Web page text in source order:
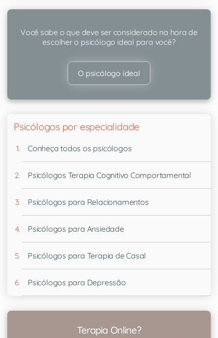
Você sabe o que deve ser considerado na hora de
escolher o psicólogo ideal para você?
O psicólogo ideal
Psicólogos por especialidade
Conheça todos os psicólogos
Psicólogos Terapia Cognitivo Comportamental
Psicólogos para Relacionamentos
Psicólogos para Ansiedade
Psicólogos para Terapia de Casal
Psicólogos para Depressão
Terapia Online?